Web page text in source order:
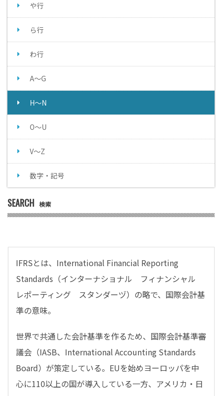
や行
ら行
わ行
A～G
H～N
O～U
V～Z
数字・記号
SEARCH 検索
IFRSとは、International Financial Reporting
Standards（インターナショナル フィナンシャル
レポーティング スタンダーヅ）の略で、国際会計基
準の意味。
世界で共通した会計基準を作るため、国際会計基準審
議会（IASB、International Accounting Standards
Board）が策定している。EUを始めヨーロッパを中
心に110以上の国が導入している一方、アメリカ・日